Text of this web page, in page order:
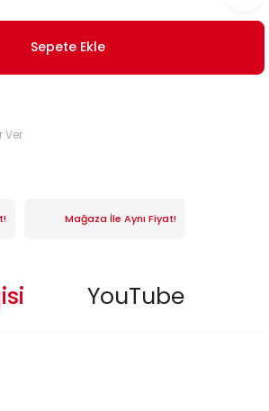
Sepete Ekle
Ver
Mağaza İle Aynı Fiyat!
YouTube